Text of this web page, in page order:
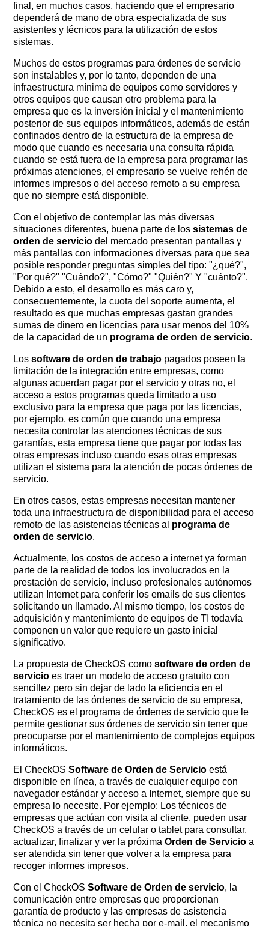
final, en muchos casos, haciendo que el empresario
dependerá de mano de obra especializada de sus
asistentes y técnicos para la utilización de estos
sistemas.
Muchos de estos programas para órdenes de servicio
son instalables y, por lo tanto, dependen de una
infraestructura mínima de equipos como servidores y
otros equipos que causan otro problema para la
empresa que es la inversión inicial y el mantenimiento
posterior de sus equipos informáticos, además de están
confinados dentro de la estructura de la empresa de
modo que cuando es necesaria una consulta rápida
cuando se está fuera de la empresa para programar las
próximas atenciones, el empresario se vuelve rehén de
informes impresos o del acceso remoto a su empresa
que no siempre está disponible.
Con el objetivo de contemplar las más diversas
situaciones diferentes, buena parte de lossistemas de
orden de servicio del mercado presentan pantallas y
más pantallas con informaciones diversas para que sea
posible responder preguntas simples del tipo: "¿qué?", ​​
"Por qué?" "Cuándo?", "Cómo?" "Quién?" Y "cuánto?".
Debido a esto, el desarrollo es más caro y,
consecuentemente, la cuota del soporte aumenta, el
resultado es que muchas empresas gastan grandes
sumas de dinero en licencias para usar menos del 10%
de la capacidad de un programa de orden de servicio.
Lossoftware de orden de trabajo pagados poseen la
limitación de la integración entre empresas, como
algunas acuerdan pagar por el servicio y otras no, el
acceso a estos programas queda limitado a uso
exclusivo para la empresa que paga por las licencias,
por ejemplo, es común que cuando una empresa
necesita controlar las atenciones técnicas de sus
garantías, esta empresa tiene que pagar por todas las
otras empresas incluso cuando esas otras empresas
utilizan el sistema para la atención de pocas órdenes de
servicio.
En otros casos, estas empresas necesitan mantener
toda una infraestructura de disponibilidad para el acceso
remoto de las asistencias técnicas al programa de
orden de servicio.
Actualmente, los costos de acceso a internet ya forman
parte de la realidad de todos los involucrados en la
prestación de servicio, incluso profesionales autónomos
utilizan Internet para conferir los emails de sus clientes
solicitando un llamado. Al mismo tiempo, los costos de
adquisición y mantenimiento de equipos de TI todavía
componen un valor que requiere un gasto inicial
significativo.
La propuesta de CheckOS comosoftware de orden de
servicio es traer un modelo de acceso gratuito con
sencillez pero sin dejar de lado la eficiencia en el
tratamiento de las órdenes de servicio de su empresa,
CheckOS es el programa de órdenes de servicio que le
permite gestionar sus órdenes de servicio sin tener que
preocuparse por el mantenimiento de complejos equipos
informáticos.
El CheckOSSoftware de Orden de Servicio está
disponible en línea, a través de cualquier equipo con
navegador estándar y acceso a Internet, siempre que su
empresa lo necesite. Por ejemplo: Los técnicos de
empresas que actúan con visita al cliente, pueden usar
CheckOS a través de un celular o tablet para consultar,
actualizar, finalizar y ver la próximaOrden de Servicio a
ser atendida sin tener que volver a la empresa para
recoger informes impresos.
Con el CheckOSSoftware de Orden de servicio, la
comunicación entre empresas que proporcionan
garantía de producto y las empresas de asistencia
técnica no necesita ser hecha por e-mail, el mecanismo